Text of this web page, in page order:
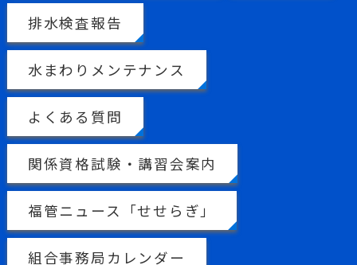
排水検査報告
水まわりメンテナンス
よくある質問
関係資格試験・講習会案内
福管ニュース「せせらぎ」
組合事務局カレンダー